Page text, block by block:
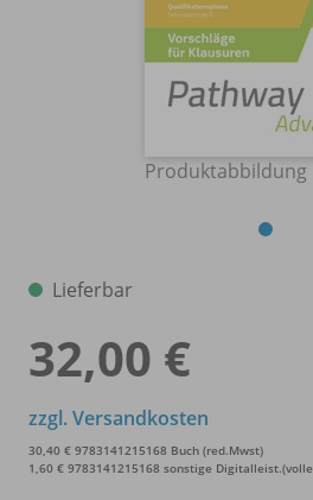
Produktabbildung
Lieferbar
32,00 €
zzgl. Versandkosten
30,40 € 9783141215168 Buch (red.Mwst)
1,60 € 9783141215168 sonstige